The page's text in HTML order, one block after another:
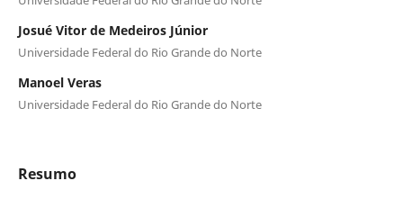
Josué Vitor de Medeiros Júnior
Universidade Federal do Rio Grande do Norte
Manoel Veras
Universidade Federal do Rio Grande do Norte
Resumo